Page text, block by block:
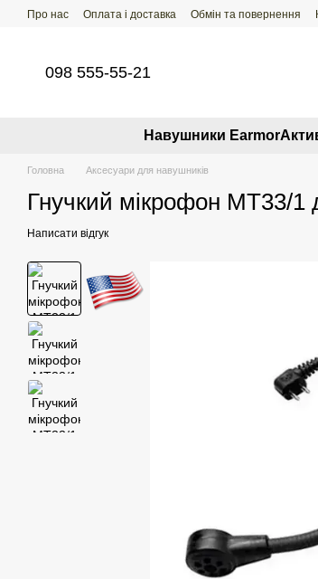
Перейти до основного контенту
Про нас Оплата і доставка Обмін та повернення
098 555-55-21
Навушники Earmor
Головна Аксесуари для навушників
Гнучкий мікрофон MT33/1
Написати відгук